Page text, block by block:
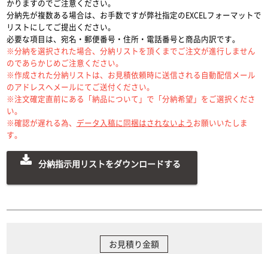
かりますのでご注意ください。
分納先が複数ある場合は、お手数ですが弊社指定のEXCELフォーマットで
リストにしてご提出ください。
必要な項目は、宛名・郵便番号・住所・電話番号と商品内訳です。
※分納を選択された場合、分納リストを頂くまでご注文が進行しません
のであらかじめご注意ください。
※作成された分納リストは、お見積依頼時に送信される自動配信メール
のアドレスへメールにてご送付ください。
※注文確定直前にある「納品について」で「分納希望」をご選択くださ
い。
※確認が遅れる為、 データ入稿に同梱はされないよう お願いいたしま
す。
分納指示用リストをダウンロードする
お見積り金額